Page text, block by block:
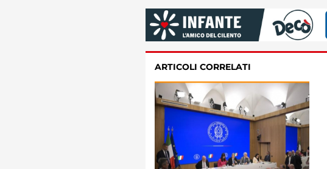
ARTICOLI CORRELATI